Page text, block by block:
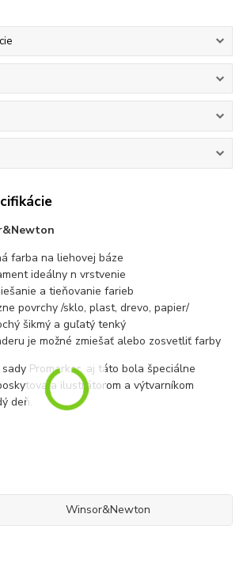
farba na liehovej báze
ideálny n vrstvenie
a tieňovanie farieb
povrchy /sklo, plast, drevo, papier/
šikmý a guľatý tenký
je možné zmiešať alebo zosvetliť farby
Promarker, aj táto bola špeciálne
ilustrátorom a výtvarníkom
deň.
Winsor&Newton